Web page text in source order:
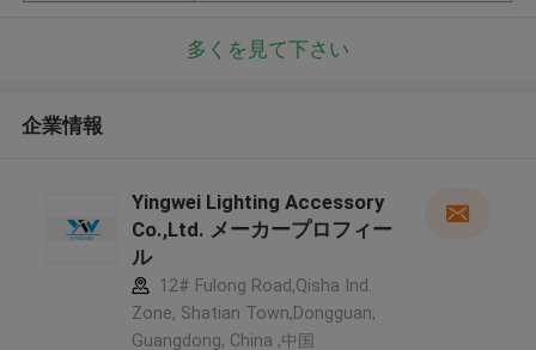
多くを見て下さい
企業情報
Yingwei Lighting Accessory
Co.,Ltd. メーカープロフィー
ル
12# Fulong Road,Qisha Ind.
Zone, Shatian Town,Dongguan,
Guangdong, China ,中国